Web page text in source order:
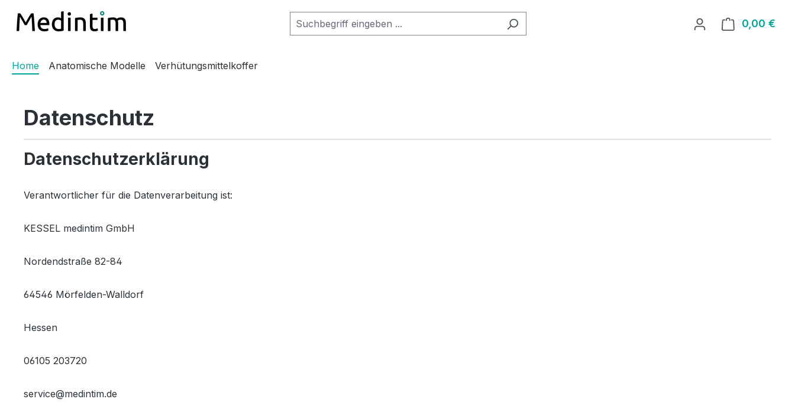
Hauptinhalt springen
Zur Suche springen
Zur Hauptnavigation springen
0,00 €
Home Anatomische Modelle Verhütungsmittelkoffer
Datenschutz
Datenschutzerklärung
Verantwortlicher für die Datenverarbeitung ist:
KESSEL medintim GmbH
Nordendstraße 82-84
64546 Mörfelden-Walldorf
Hessen
06105 203720
service@medintim.de